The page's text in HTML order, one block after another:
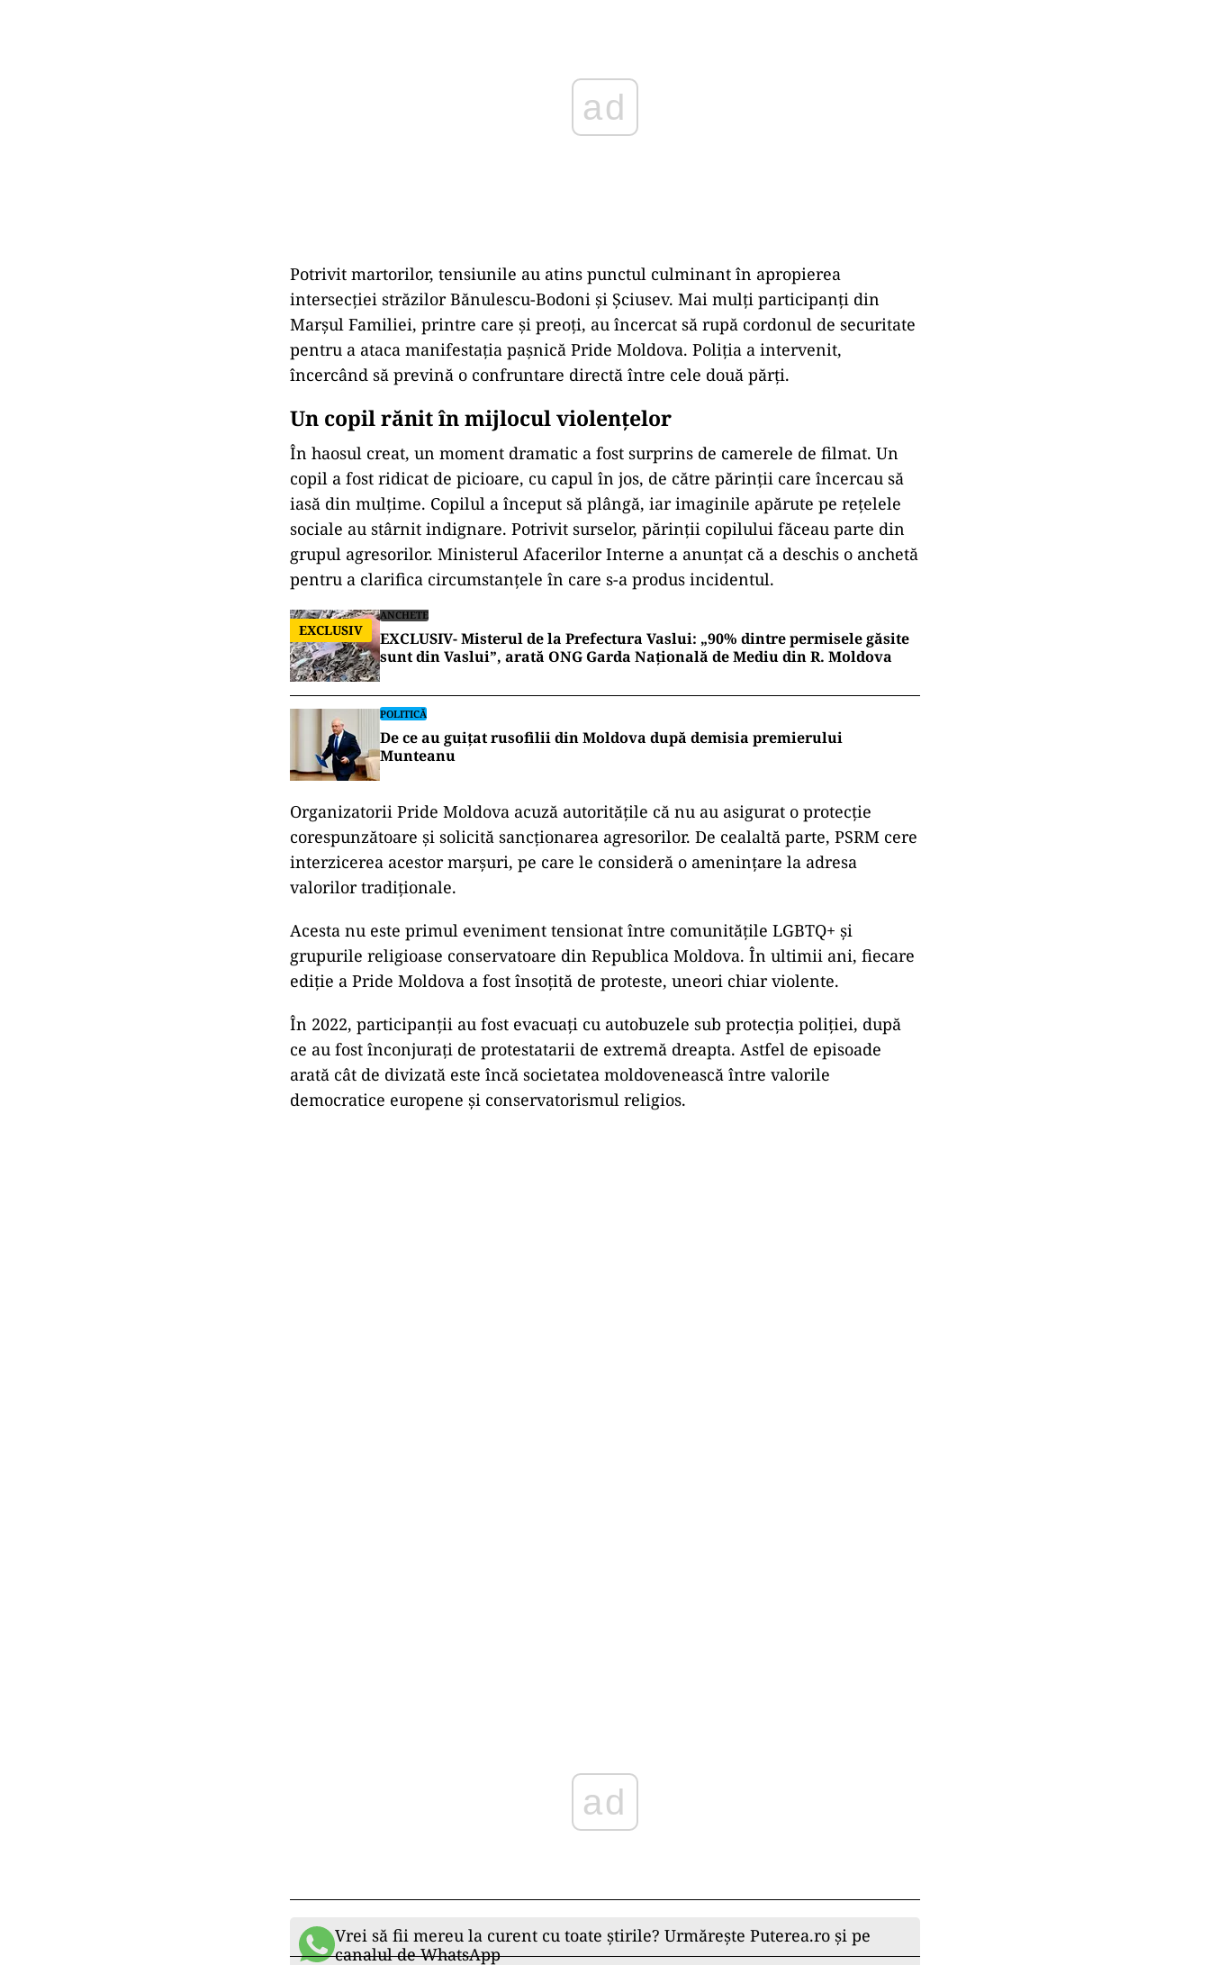
Potrivit martorilor, tensiunile au atins punctul culminant în apropierea
intersecției străzilor Bănulescu-Bodoni și Șciusev. Mai mulți participanți din
Marșul Familiei, printre care și preoți, au încercat să rupă cordonul de securitate
pentru a ataca manifestația pașnică Pride Moldova. Poliția a intervenit,
încercând să prevină o confruntare directă între cele două părți.
Un copil rănit în mijlocul violențelor
În haosul creat, un moment dramatic a fost surprins de camerele de filmat. Un
copil a fost ridicat de picioare, cu capul în jos, de către părinții care încercau să
iasă din mulțime. Copilul a început să plângă, iar imaginile apărute pe rețelele
sociale au stârnit indignare. Potrivit surselor, părinții copilului făceau parte din
grupul agresorilor. Ministerul Afacerilor Interne a anunțat că a deschis o anchetă
pentru a clarifica circumstanțele în care s-a produs incidentul.
EXCLUSIV
ANCHETE
EXCLUSIV- Misterul de la Prefectura Vaslui: „90% dintre permisele găsite
sunt din Vaslui”, arată ONG Garda Națională de Mediu din R. Moldova
POLITICĂ
De ce au guițat rusofilii din Moldova după demisia premierului
Munteanu
Organizatorii Pride Moldova acuză autoritățile că nu au asigurat o protecție
corespunzătoare și solicită sancționarea agresorilor. De cealaltă parte, PSRM cere
interzicerea acestor marșuri, pe care le consideră o amenințare la adresa
valorilor tradiționale.
Acesta nu este primul eveniment tensionat între comunitățile LGBTQ+ și
grupurile religioase conservatoare din Republica Moldova. În ultimii ani, fiecare
ediție a Pride Moldova a fost însoțită de proteste, uneori chiar violente.
În 2022, participanții au fost evacuați cu autobuzele sub protecția poliției, după
ce au fost înconjurați de protestatarii de extremă dreapta. Astfel de episoade
arată cât de divizată este încă societatea moldovenească între valorile
democratice europene și conservatorismul religios.
ad
Vrei să fii mereu la curent cu toate știrile? Urmărește Puterea.ro și pe
canalul de WhatsApp